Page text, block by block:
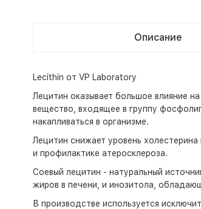
Описание
Lecithin от VP Laboratory
Лецитин оказывает большое влияние
вещество, входящее в группу
накапливаться в организме.
Лецитин снижает уровень
и профилактике атеросклероза.
Соевый лецитин - натуральный
жиров в печени, и инозитола,
В производстве используется